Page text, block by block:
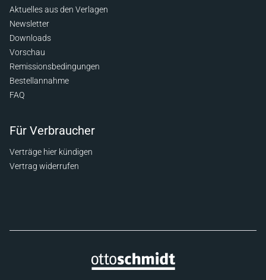
Aktuelles aus den Verlagen
Newsletter
Downloads
Vorschau
Remissionsbedingungen
Bestellannahme
FAQ
Für Verbraucher
Verträge hier kündigen
Vertrag widerrufen